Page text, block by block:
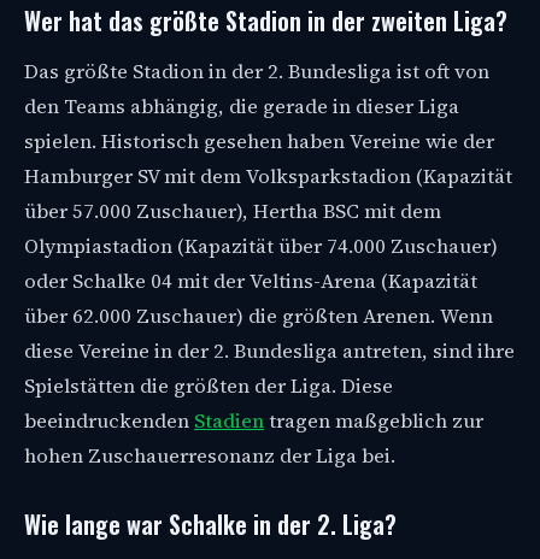
Wer hat das größte Stadion in der zweiten Liga?
Das größte Stadion in der 2. Bundesliga ist oft von
den Teams abhängig, die gerade in dieser Liga
spielen. Historisch gesehen haben Vereine wie der
Hamburger SV mit dem Volksparkstadion (Kapazität
über 57.000 Zuschauer), Hertha BSC mit dem
Olympiastadion (Kapazität über 74.000 Zuschauer)
oder Schalke 04 mit der Veltins-Arena (Kapazität
über 62.000 Zuschauer) die größten Arenen. Wenn
diese Vereine in der 2. Bundesliga antreten, sind ihre
Spielstätten die größten der Liga. Diese
beeindruckenden Stadientragen maßgeblich zur
hohen Zuschauerresonanz der Liga bei.
Wie lange war Schalke in der 2. Liga?